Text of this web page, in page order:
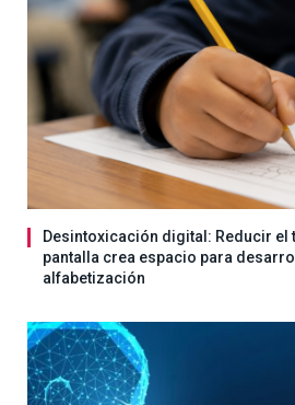
Desintoxicación digital: Reducir el
pantalla crea espacio para
alfabetización